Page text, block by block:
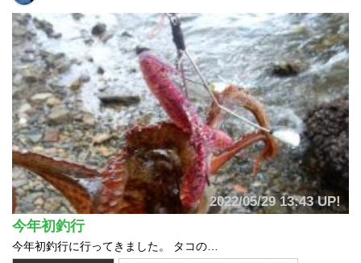
2022/05/29 13:43 UP!
今年初釣行
今年初釣行に行ってきました。 タコの…